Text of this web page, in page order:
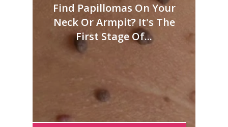
Find Papillomas On Your
Neck Or Armpit? It's The
First Stage Of...